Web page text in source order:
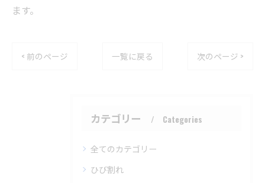
ます。
< 前のページ 一覧に戻る 次のページ >
カテゴリー Categories
全てのカテゴリー
ひび割れ